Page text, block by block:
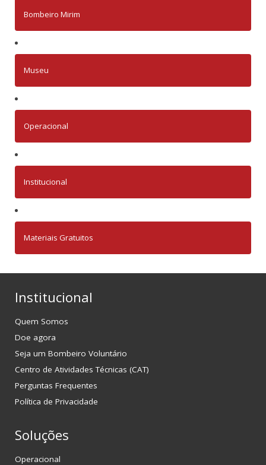
Bombeiro Mirim
Museu
Operacional
Institucional
Materiais Gratuitos
Institucional
Quem Somos
Doe agora
Seja um Bombeiro Voluntário
Centro de Atividades Técnicas (CAT)
Perguntas Frequentes
Política de Privacidade
Soluções
Operacional